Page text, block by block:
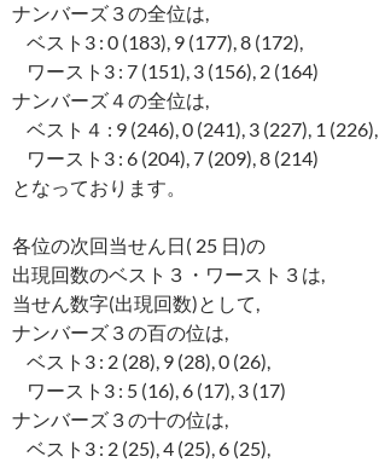
ナンバーズ３の全位は,
ベスト3 : 0 (183), 9 (177), 8 (172),
ワースト3 : 7 (151), 3 (156), 2 (164)
ナンバーズ４の全位は,
ベスト４ : 9 (246), 0 (241), 3 (227), 1 (226),
ワースト3 : 6 (204), 7 (209), 8 (214)
となっております。
各位の次回当せん日( 25 日)の
出現回数のベスト３・ワースト３は,
当せん数字(出現回数)として,
ナンバーズ３の百の位は,
ベスト3 : 2 (28), 9 (28), 0 (26),
ワースト3 : 5 (16), 6 (17), 3 (17)
ナンバーズ３の十の位は,
ベスト3 : 2 (25), 4 (25), 6 (25),